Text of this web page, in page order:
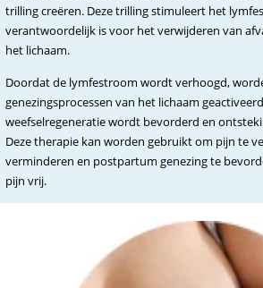
trilling creëren. Deze trilling stimuleert het
verantwoordelijk is voor het verwijderen van
het lichaam.
Doordat de lymfestroom wordt verhoogd,
genezingsprocessen van het lichaam
weefselregeneratie wordt bevorderd en
Deze therapie kan worden gebruikt om pijn te
verminderen en postpartum genezing te
pijn vrij.